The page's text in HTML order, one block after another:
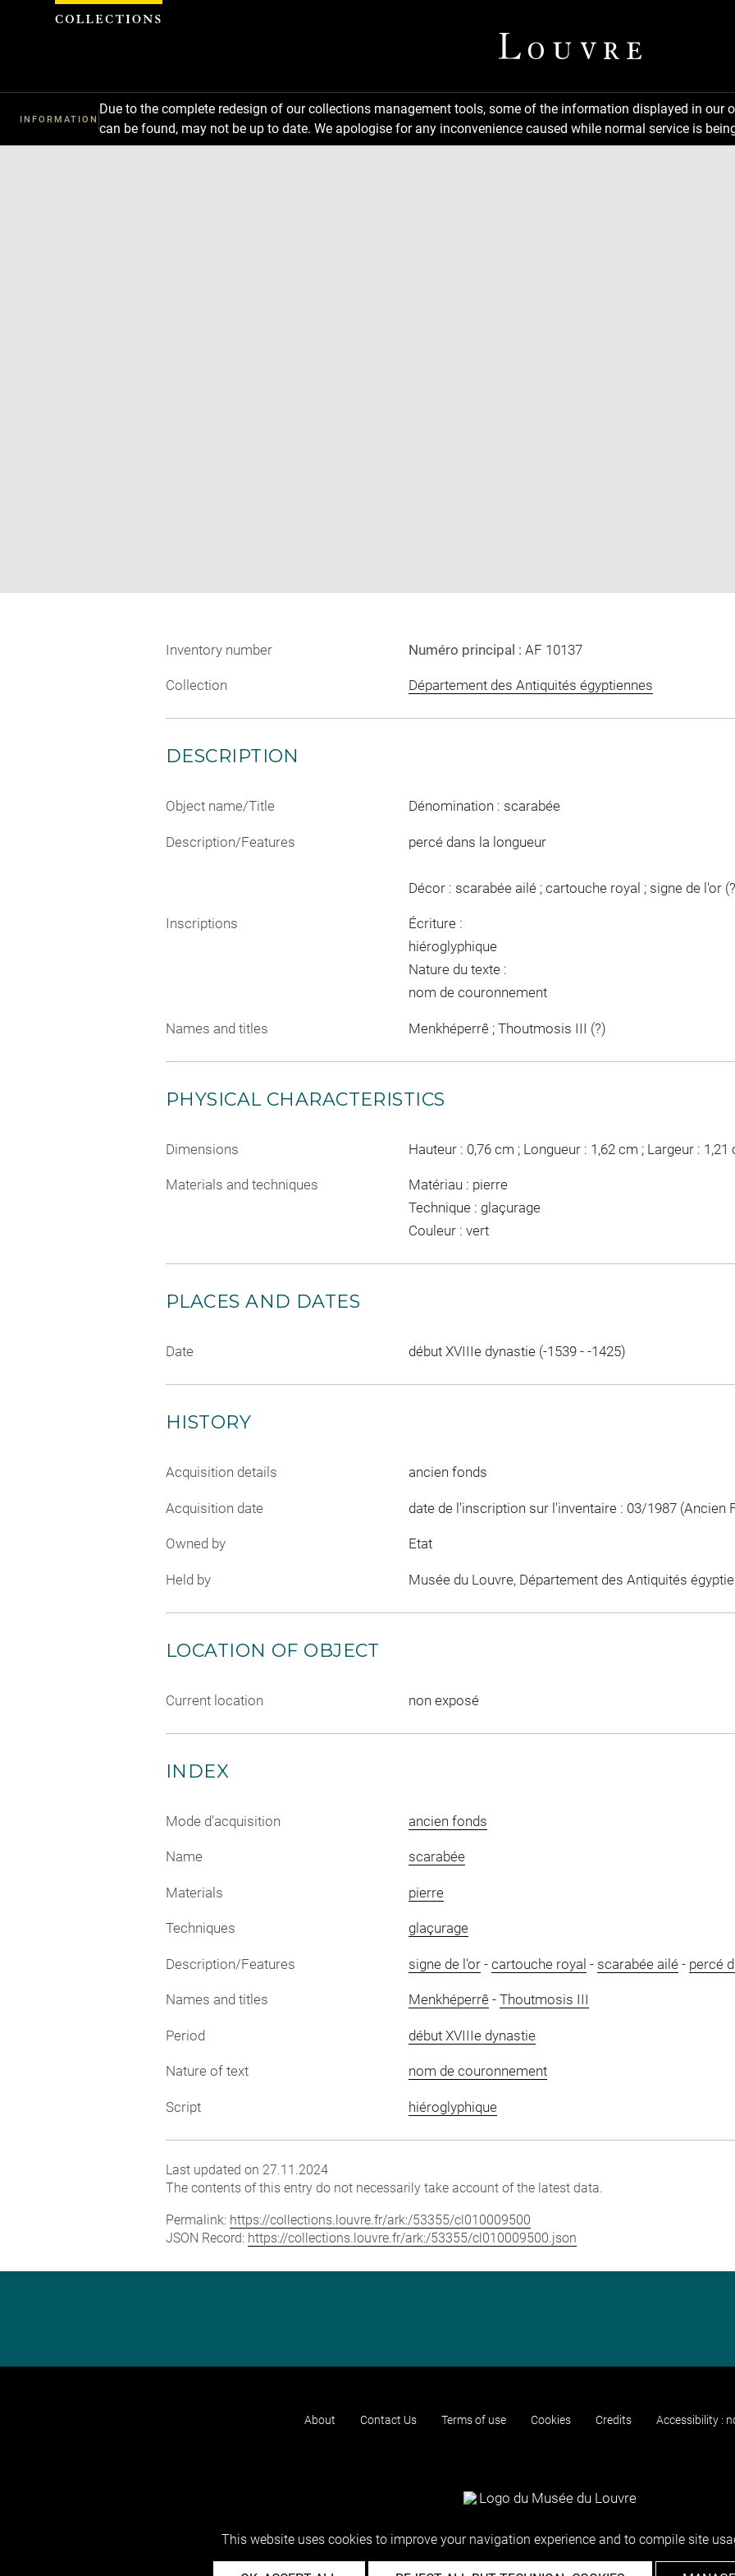
INFORMATION
Due to the complete redesign of our collections management tools, some of the information displayed in
can be found, may not be up to date. We apologise for any inconvenience caused while normal service is
in
Inventory number Numéro principal : AF 10137
Collection Département des Antiquités égyptiennes
DESCRIPTION
Object name/Title Dénomination : scarabée
Description/Features percé dans la longueur
Décor : scarabée ailé ; cartouche royal ; signe de l'or
Inscriptions
Écriture :
hiéroglyphique
Nature du texte :
nom de couronnement
Names and titles Menkhéperrê ; Thoutmosis III (?)
PHYSICAL CHARACTERISTICS
Dimensions Hauteur : 0,76 cm ; Longueur : 1,62 cm ; Largeur : 1,21
Materials and techniques
Matériau : pierre
Technique : glaçurage
Couleur : vert
PLACES AND DATES
Date début XVIIIe dynastie (-1539 - -1425)
HISTORY
Acquisition details ancien fonds
Acquisition date date de l'inscription sur l'inventaire : 03/1987 (Ancien
Owned by Etat
Held by Musée du Louvre, Département des Antiquités
LOCATION OF OBJECT
Current location non exposé
INDEX
Mode d'acquisition ancien fonds
Name scarabée
Materials pierre
Techniques glaçurage
Description/Features signe de l'or- cartouche royal - scarabée ailé- percé
Names and titles Menkhéperrê- Thoutmosis III
Period début XVIIIe dynastie
Nature of text nom de couronnement
Script hiéroglyphique
Last updated on 27.11.2024
The contents of this entry do not necessarily take account of the latest data.
Permalink: https://collections.louvre.fr/ark:/53355/cl010009500
JSON Record: https://collections.louvre.fr/ark:/53355/cl010009500.json
About Contact Us Terms of use Cookies Credits Accessibility :
Cookies management panel
This website uses cookies to improve your navigation experience and to compile site